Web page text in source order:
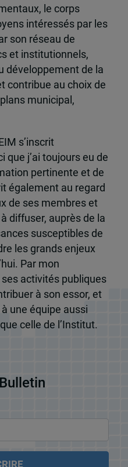
le corps
intéressés par les
son réseau de
et institutionnels,
développement de la
contribue au choix de
municipal,
s’inscrit
que j’ai toujours eu de
pertinente et de
également au regard
de ses membres et
diffuser, auprès de la
susceptibles de
les grands enjeux
Par mon
activités publiques
à son essor, et
une équipe aussi
celle de l’Institut.